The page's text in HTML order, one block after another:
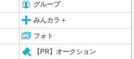
グループ
みんカラ＋
フォト
【PR】オークション